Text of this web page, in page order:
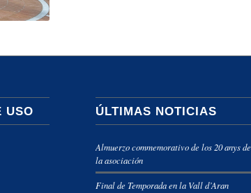
USO ÚLTIMAS NOTICIAS
Almuerzo commemorativo de los 20 anys de
la asociación
Final de Temporada en la Vall d’Aran